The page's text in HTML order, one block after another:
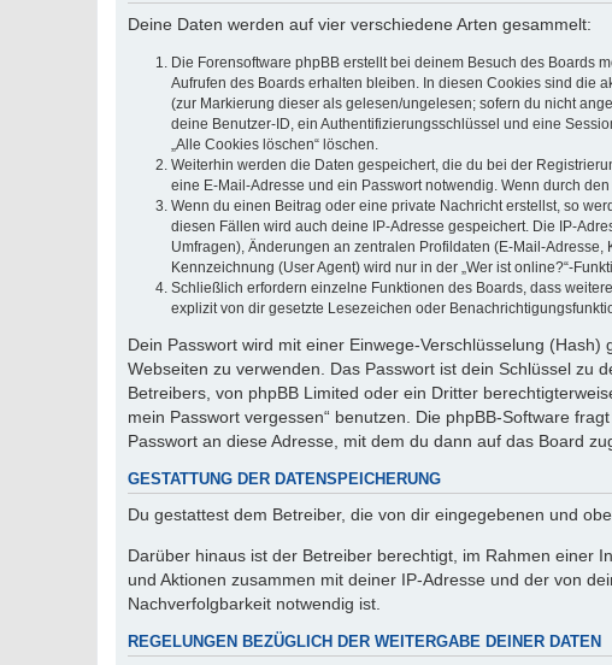
Deine Daten werden auf vier verschiedene Arten gesammelt:
Die Forensoftware phpBB erstellt bei deinem Besuch des Boards
Aufrufen des Boards erhalten bleiben. In diesen Cookies sind die
(zur Markierung dieser als gelesen/ungelesen; sofern du nicht
deine Benutzer-ID, ein Authentifizierungsschlüssel und eine
„Alle Cookies löschen“ löschen.
Weiterhin werden die Daten gespeichert, die du bei der
eine E-Mail-Adresse und ein Passwort notwendig. Wenn durch
Wenn du einen Beitrag oder eine private Nachricht erstellst, so
diesen Fällen wird auch deine IP-Adresse gespeichert. Die IP-
Umfragen), Änderungen an zentralen Profildaten (E-Mail-
Kennzeichnung (User Agent) wird nur in der „Wer ist online?“-
Schließlich erfordern einzelne Funktionen des Boards, dass
explizit von dir gesetzte Lesezeichen oder
Dein Passwort wird mit einer Einwege-Verschlüsselung
Webseiten zu verwenden. Das Passwort ist dein Schlüssel zu
Betreibers, von phpBB Limited oder ein Dritter
mein Passwort vergessen“ benutzen. Die phpBB-Software
Passwort an diese Adresse, mit dem du dann auf das Board
GESTATTUNG DER DATENSPEICHERUNG
Du gestattest dem Betreiber, die von dir eingegebenen und
Darüber hinaus ist der Betreiber berechtigt, im Rahmen einer
und Aktionen zusammen mit deiner IP-Adresse und der von
Nachverfolgbarkeit notwendig ist.
REGELUNGEN BEZÜGLICH DER WEITERGABE DEINER DATEN